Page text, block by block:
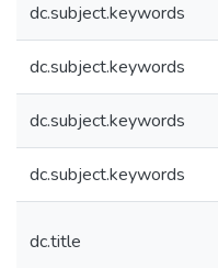
dc.subject.keywords
dc.subject.keywords
dc.subject.keywords
dc.subject.keywords
dc.title